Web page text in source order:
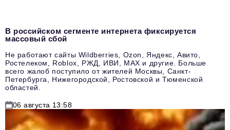
В российском сегменте интернета фиксируется
массовый сбой
Не работают сайты Wildberries, Ozon, Яндекс, Авито,
Ростелеком, Roblox, РЖД, ИВИ, MAX и другие. Больше
всего жалоб поступило от жителей Москвы, Санкт-
Петербурга, Нижегородской, Ростовской и Тюменской
областей.
06 августа 13:58